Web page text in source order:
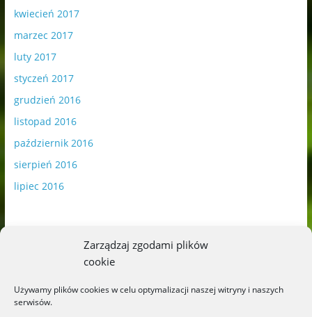
Zarządzaj zgodami plików
cookie
Używamy plików cookies w celu optymalizacji naszej witryny i naszych
serwisów.
kwiecień 2017
marzec 2017
luty 2017
styczeń 2017
grudzień 2016
listopad 2016
październik 2016
sierpień 2016
lipiec 2016